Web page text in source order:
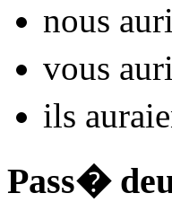
nous
vous
ils
Pass�